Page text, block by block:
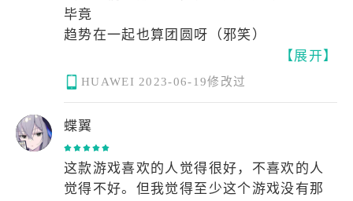
毕竟
趋势在一起也算团圆呀（邪笑）
【展开】
HUAWEI 2023-06-19修改过
蝶翼
这款游戏喜欢的人觉得很好，不喜欢的人
觉得不好。但我觉得至少这个游戏没有那